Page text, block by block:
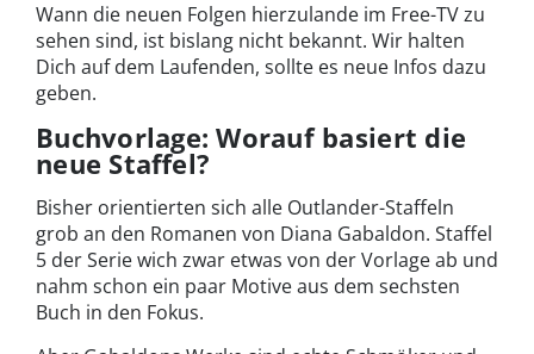
Wann die neuen Folgen hierzulande im Free-TV zu
sehen sind, ist bislang nicht bekannt. Wir halten
Dich auf dem Laufenden, sollte es neue Infos dazu
geben.
Buchvorlage: Worauf basiert die
neue Staffel?
Bisher orientierten sich alle Outlander-Staffeln
grob an den Romanen von Diana Gabaldon. Staffel
5 der Serie wich zwar etwas von der Vorlage ab und
nahm schon ein paar Motive aus dem sechsten
Buch in den Fokus.